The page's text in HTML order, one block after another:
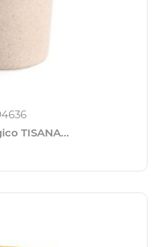
TISANA...